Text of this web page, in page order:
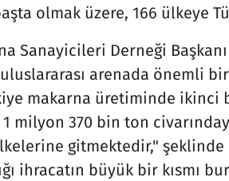
olmak üzere, 166 ülkeye
Sanayicileri Derneği
uluslararası arenada önemli
makarna üretiminde ikinci
1 milyon 370 bin ton
gitmektedir," şeklinde
ihracatın büyük bir kısmı